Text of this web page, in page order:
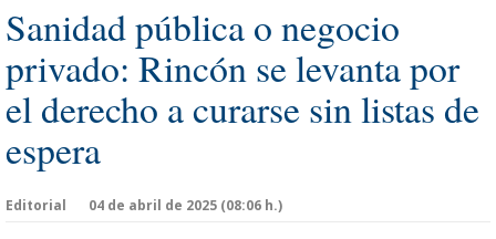
Sanidad pública o negocio
privado: Rincón se levanta por
el derecho a curarse sin listas de
espera
Editorial 04 de abril de 2025 (08:06 h.)